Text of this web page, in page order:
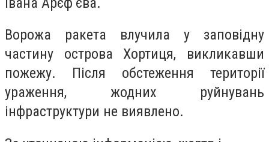
Ворожа ракета влучила у заповідну
частину острова Хортиця, викликавши
пожежу. Після обстеження території
ураження, жодних руйнувань
інфраструктури не виявлено.